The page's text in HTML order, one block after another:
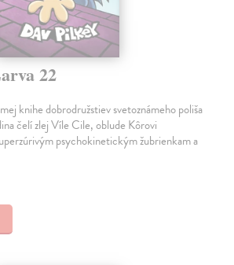
22
knihe dobrodružstiev svetoznámeho poliša
čelí zlej Víle Cile, oblude Kôrovi
psychokinetickým žubrienkam a